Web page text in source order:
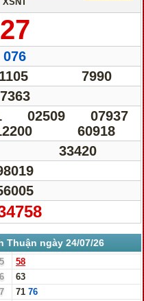
27
076
1105 7990
7363
02509
07937
60918
33420
Thuận ngày 24/07/26
5
58
6
63
7 71 76